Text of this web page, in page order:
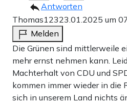
Antworten
Thomas12323.01.2025 um
Melden
Die Grünen sind mittlerweile
mehr ernst nehmen kann.
Machterhalt von CDU und
kommen immer wieder in die
sich in unserem Land nichts